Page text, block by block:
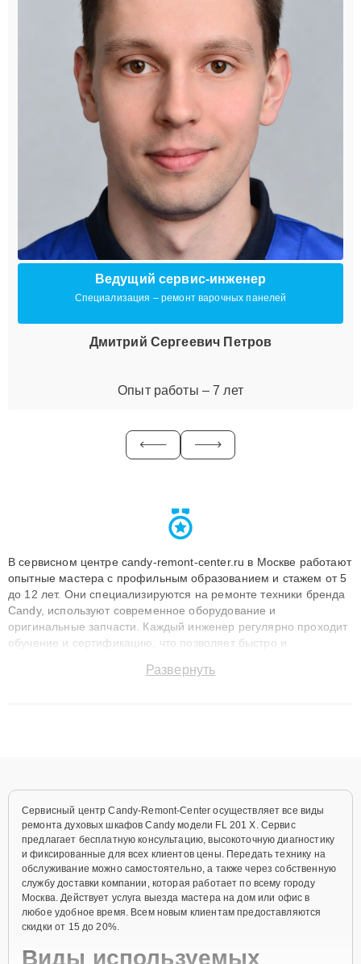
Ведущий сервис-инженер
Специализация – ремонт варочных панелей
Дмитрий Сергеевич Петров
Опыт работы – 7 лет
В сервисном центре candy-remont-center.ru в Москве работают
опытные мастера с профильным образованием и стажем от 5
до 12 лет. Они специализируются на ремонте техники бренда
Candy, используют современное оборудование и
оригинальные запчасти. Каждый инженер регулярно проходит
обучение и сертификацию, что позволяет быстро и
сохранением гарантии до 3 лет. Наши мастера решают
Развернуть
Сервисный центр Candy-Remont-Center осуществляет все виды
ремонта духовых шкафов Candy модели FL 201 X. Сервис
предлагает бесплатную консультацию, высокоточную диагностику
и фиксированные для всех клиентов цены. Передать технику на
обслуживание можно самостоятельно, а также через собственную
службу доставки компании, которая работает по всему городу
Москва. Действует услуга выезда мастера на дом или офис в
любое удобное время. Всем новым клиентам предоставляются
скидки от 15 до 20%.
Виды используемых